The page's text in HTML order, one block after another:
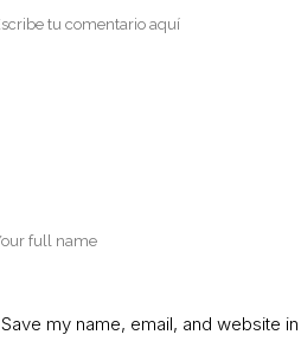
Save my name, email, and website